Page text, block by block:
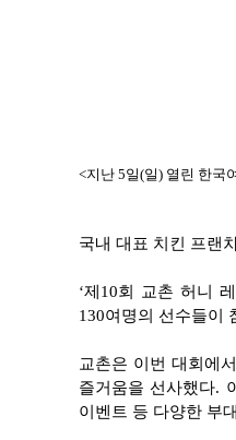
<지난 5일(일) 열린 한국
국내 대표 치킨 프랜
‘제10회 교촌 허니
130여명의 선수들이
교촌은 이번 대회에
즐거움을 선사했다.
이벤트 등 다양한 부